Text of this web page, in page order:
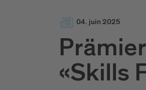
04. juin 2025
«Skills